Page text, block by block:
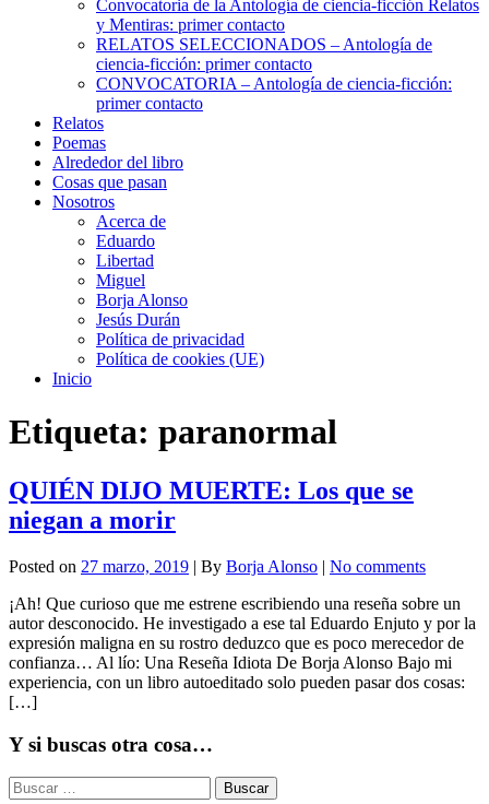
Convocatoria de la Antología de ciencia-ficción Relatos
y Mentiras: primer contacto
RELATOS SELECCIONADOS – Antología de
ciencia-ficción: primer contacto
CONVOCATORIA – Antología de ciencia-ficción:
primer contacto
Relatos
Poemas
Alrededor del libro
Cosas que pasan
Nosotros
Acerca de
Eduardo
Libertad
Miguel
Borja Alonso
Jesús Durán
Política de privacidad
Política de cookies (UE)
Inicio
Etiqueta: paranormal
QUIÉN DIJO MUERTE: Los que se
niegan a morir
Posted on 27 marzo, 2019 | By Borja Alonso | No comments
¡Ah! Que curioso que me estrene escribiendo una reseña sobre un
autor desconocido. He investigado a ese tal Eduardo Enjuto y por la
expresión maligna en su rostro deduzco que es poco merecedor de
confianza… Al lío: Una Reseña Idiota De Borja Alonso Bajo mi
experiencia, con un libro autoeditado solo pueden pasar dos cosas:
[…]
Y si buscas otra cosa…
Buscar: